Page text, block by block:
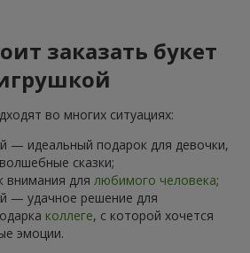
заказать букет
во многих ситуациях:
— идеальный подарок для девочки,
сказки;
внимания для любимого человека;
— удачное решение для
коллеге, с которой хочется
эмоции.